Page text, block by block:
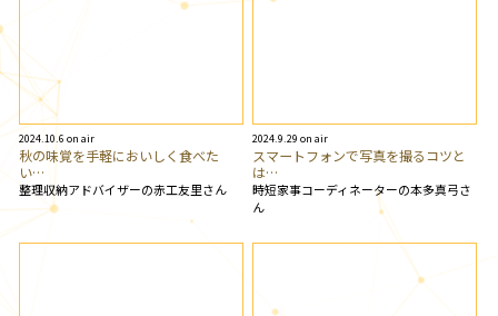
2024.10.6 on air
秋の味覚を手軽においしく食べた
い…
整理収納アドバイザーの赤工友里さん
2024.9.29 on air
スマートフォンで写真を撮るコツと
は…
時短家事コーディネーターの本多真弓さ
ん